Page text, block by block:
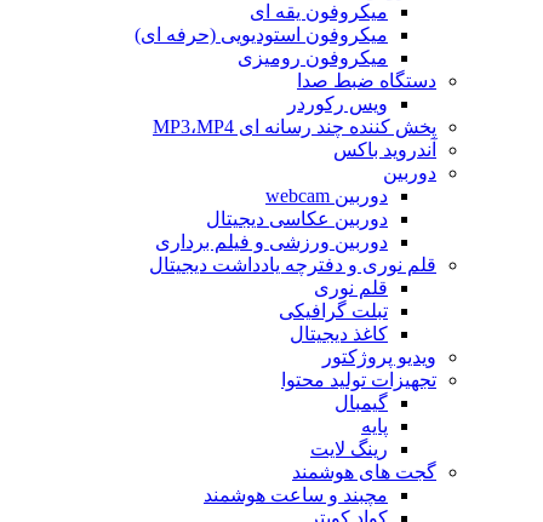
میکروفون یقه ای
میکروفون استودیویی (حرفه ای)
میکروفون رومیزی
دستگاه ضبط صدا
ویس رکوردر
پخش کننده چند رسانه ای MP3،MP4
آندروید باکس
دوربین
دوربین webcam
دوربین عکاسی دیجیتال
دوربین‌ ورزشی و فیلم برداری
قلم نوری و دفترچه یادداشت دیجیتال
قلم نوری
تبلت گرافیکی
کاغذ دیجیتال
ویدیو پروژکتور
تجهیزات تولید محتوا
گیمبال
پایه
رینگ لایت
گجت های هوشمند
مچبند و ساعت هوشمند
کواد کوپتر